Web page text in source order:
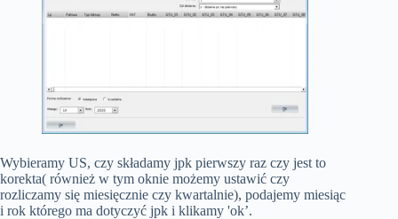
Wybieramy US, czy składamy jpk pierwszy raz czy jest to
korekta( również w tym oknie możemy ustawić czy
rozliczamy się miesięcznie czy kwartalnie), podajemy miesiąc
i rok którego ma dotyczyć jpk i klikamy 'ok’.